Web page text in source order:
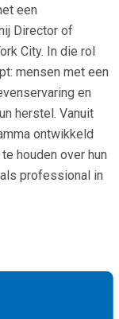
een
Director of
City. In die rol
mensen met een
en
herstel. Vanuit
ontwikkeld
houden over hun
professional in